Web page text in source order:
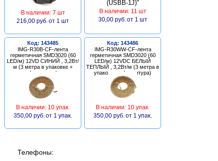
В наличии: 7 шт
216,00 руб. от 1 шт
В наличии: 11 шт
30,00 руб. от 1 шт
Код: 143485
IMG-R30B-CF-лента
герметичная SMD3020 (60
LED/м) 12VD СИНИЙ , 3,2Вт/
м (3 метра в упаковке +
фурнитура)
В наличии: 10 упак.
350,00 руб. от 1 упак.
Код: 143486
IMG-R30WW-CF-лента
герметичная SMD3020 (60
LED/м) 12VDC БЕЛЫЙ
ТЕПЛЫЙ , 3,2Вт/м (3 метра в
упаковке + фурнитура)
В наличии: 10 упак.
350,00 руб. от 1 упак.
Телефоны: